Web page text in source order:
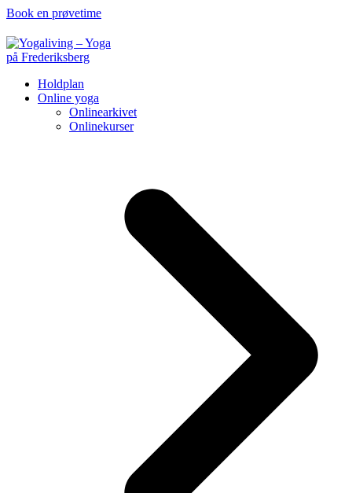
Book en prøvetime
Holdplan
Online yoga
Onlinearkivet
Onlinekurser